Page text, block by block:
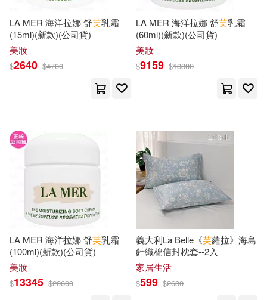
LEO(46)
漢學研究編輯委員會(46)
墨刻編輯部(45)
尚月地(45) AI-PROJECT(44)
劉清松(44)
清華大學出版社(402)
浙江大學出版社(391)
中國對外翻譯出版公司(381)
人民文學出版社(377)
化學工業出版社(375)
時報出版(374) 悅文社(371)
LA MER 海洋拉娜 舒芙乳霜
(15ml)(新款)(公司貨)
美妝
$2640 $4700
LA MER 海洋拉娜 舒芙乳霜
(60ml)(新款)(公司貨)
美妝
$9159 $13800
LA MER 海洋拉娜 舒芙乳霜
(100ml)(新款)(公司貨)
美妝
$13345 $20600
義大利La Belle《芙蘿拉》海島
針織棉信封枕套--2入
家居生活
$599 $2680